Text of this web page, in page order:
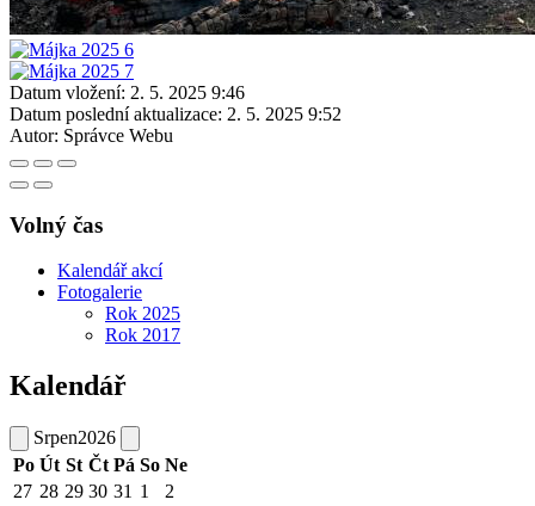
Datum vložení: 2. 5. 2025 9:46
Datum poslední aktualizace: 2. 5. 2025 9:52
Autor: Správce Webu
Volný čas
Kalendář akcí
Fotogalerie
Rok 2025
Rok 2017
Kalendář
Srpen2026
Po Út St Čt Pá So Ne
27 28 29 30 31 1
2